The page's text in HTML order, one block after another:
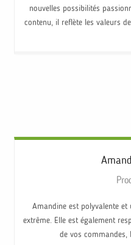
nouvelles possibilités
contenu, il reflète les valeurs
Amandine est polyvalente
extrême. Elle est également
de vos